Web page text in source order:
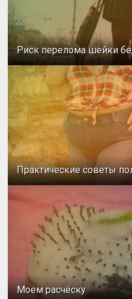
Риск перелома шейки
Практические советы
Моем расчёску